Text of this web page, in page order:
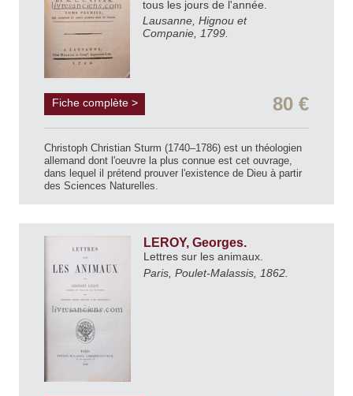
tous les jours de l'année.
Lausanne, Hignou et
Companie, 1799.
Fiche complète > 80 €
Christoph Christian Sturm (1740–1786) est un théologien
allemand dont l'oeuvre la plus connue est cet ouvrage,
dans lequel il prétend prouver l'existence de Dieu à partir
des Sciences Naturelles.
LEROY, Georges.
Lettres sur les animaux.
Paris, Poulet-Malassis, 1862.